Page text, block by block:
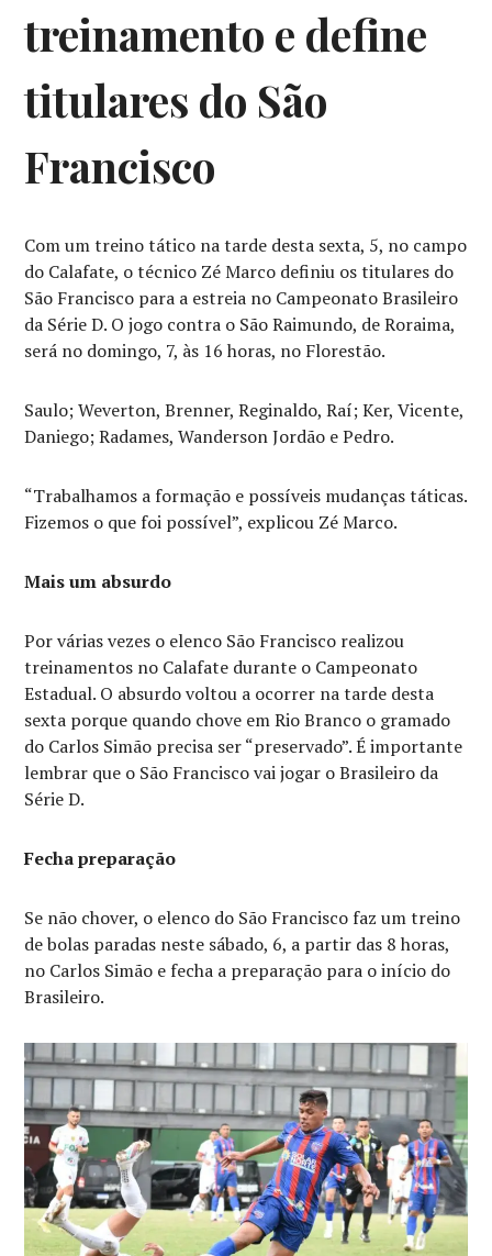
treinamento e define
titulares do São
Francisco
Com um treino tático na tarde desta sexta, 5, no campo
do Calafate, o técnico Zé Marco definiu os titulares do
São Francisco para a estreia no Campeonato Brasileiro
da Série D. O jogo contra o São Raimundo, de Roraima,
será no domingo, 7, às 16 horas, no Florestão.
Saulo; Weverton, Brenner, Reginaldo, Raí; Ker, Vicente,
Daniego; Radames, Wanderson Jordão e Pedro.
“Trabalhamos a formação e possíveis mudanças táticas.
Fizemos o que foi possível”, explicou Zé Marco.
Mais um absurdo
Por várias vezes o elenco São Francisco realizou
treinamentos no Calafate durante o Campeonato
Estadual. O absurdo voltou a ocorrer na tarde desta
sexta porque quando chove em Rio Branco o gramado
do Carlos Simão precisa ser “preservado”. É importante
lembrar que o São Francisco vai jogar o Brasileiro da
Série D.
Fecha preparação
Se não chover, o elenco do São Francisco faz um treino
de bolas paradas neste sábado, 6, a partir das 8 horas,
no Carlos Simão e fecha a preparação para o início do
Brasileiro.